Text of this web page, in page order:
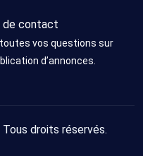
de contact
vos questions sur
d’annonces.
Tous droits réservés.